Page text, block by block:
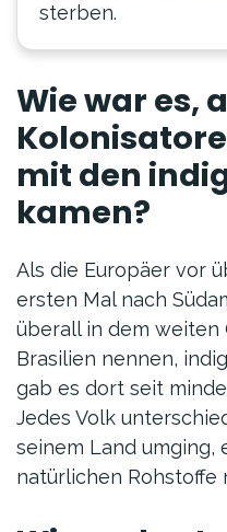
sterben.
Wie war es,
mit den
kamen?
Als die Europäer vor
ersten Mal nach
überall in dem weiten
Brasilien nennen,
gab es dort seit
Jedes Volk
seinem Land umging,
natürlichen Rohstoffe